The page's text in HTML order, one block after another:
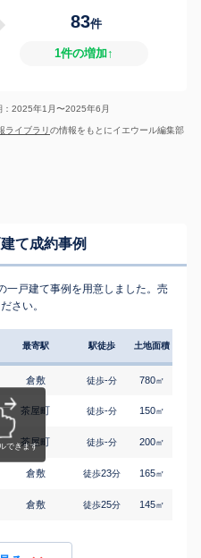
83件
1件の増加↑
2025年1月〜2025年6月
ライブラリの情報をもとにイエウール編集部
て成約事例
一戸建て事例を用意しました。売
さい。
最寄駅 駅徒歩 土地面積
倉敷 徒歩-分 780㎡
茶屋町 徒歩-分 150㎡
茶屋町 徒歩-分 200㎡
倉敷 徒歩23分 165㎡
倉敷 徒歩25分 145㎡